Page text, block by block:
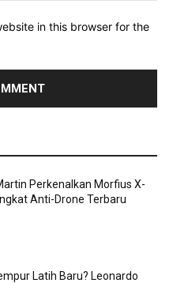
in this browser for the
Perkenalkan Morfius X-
Anti-Drone Terbaru
Latih Baru? Leonardo